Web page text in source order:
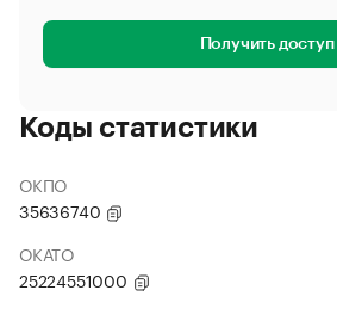
Получить доступ
Коды статистики
ОКПО
35636740
ОКАТО
25224551000